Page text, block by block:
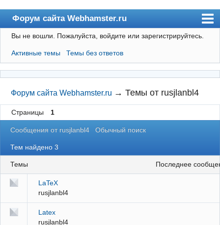
Форум сайта Webhamster.ru
Форум
Пользователи
Поиск
Регистрация
Вход
Webhamster.ru
Вы не вошли. Пожалуйста, войдите или зарегистрируйтесь.
Активные темы Темы без ответов
Форум сайта Webhamster.ru →Темы от rusjlanbl4
Страницы 1
Сообщения от rusjlanbl4 Обычный поиск
Тем найдено 3
Темы последнее
LaTeX
rusjlanbl4
Latex
rusjlanbl4